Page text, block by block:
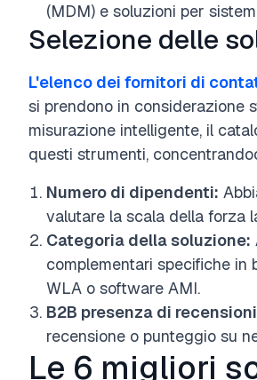
(MDM) e soluzioni per
Selezione delle
L'elenco dei fornitori di
si prendono in considerazione
misurazione intelligente, il
questi strumenti,
Numero di dipendenti:
valutare la scala della forza
Categoria della soluzione:
complementari specifiche in
WLA o software AMI.
B2B presenza di
recensione o punteggio su
Le 6 migliori